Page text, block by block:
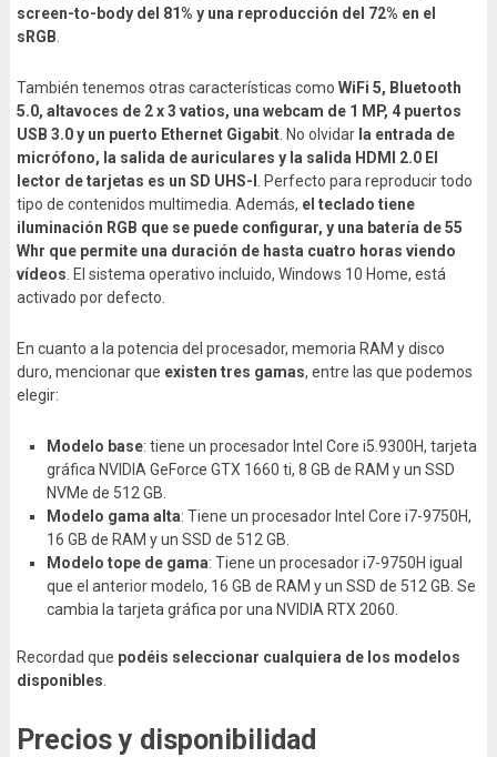
screen-to-body del 81% y una reproducción del 72% en el
sRGB
También tenemos otras características como WiFi 5, Bluetooth
5.0, altavoces de 2 x 3 vatios, una webcam de 1 MP, 4 puertos
USB 3.0 y un puerto Ethernet Gigabit. No olvidar la entrada de
micrófono, la salida de auriculares y la salida HDMI 2.0 El
lector de tarjetas es un SD UHS-I
. Perfecto para reproducir todo
tipo de contenidos multimedia. Además, el teclado tiene
iluminación RGB que se puede configurar, y una batería de 55
Whr que permite una duración de hasta cuatro horas viendo
vídeos . El sistema operativo incluido, Windows 10 Home, está
activado por defecto.
En cuanto a la potencia del procesador, memoria RAM y disco
duro, mencionar que existen tres gamas, entre las que podemos
elegir:
Modelo base: tiene un procesador Intel Core i5.9300H, tarjeta
gráfica NVIDIA GeForce GTX 1660 ti, 8 GB de RAM y un SSD
NVMe de 512 GB.
Modelo gama alta: Tiene un procesador Intel Core i7-9750H,
16 GB de RAM y un SSD de 512 GB.
Modelo tope de gama: Tiene un procesador i7-9750H igual
que el anterior modelo, 16 GB de RAM y un SSD de 512 GB. Se
cambia la tarjeta gráfica por una NVIDIA RTX 2060.
Recordad que podéis seleccionar cualquiera de los modelos
disponibles
Precios y disponibilidad